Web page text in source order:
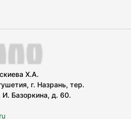
Х.А.
г. Назрань, тер.
И. Базоркина, д. 60.